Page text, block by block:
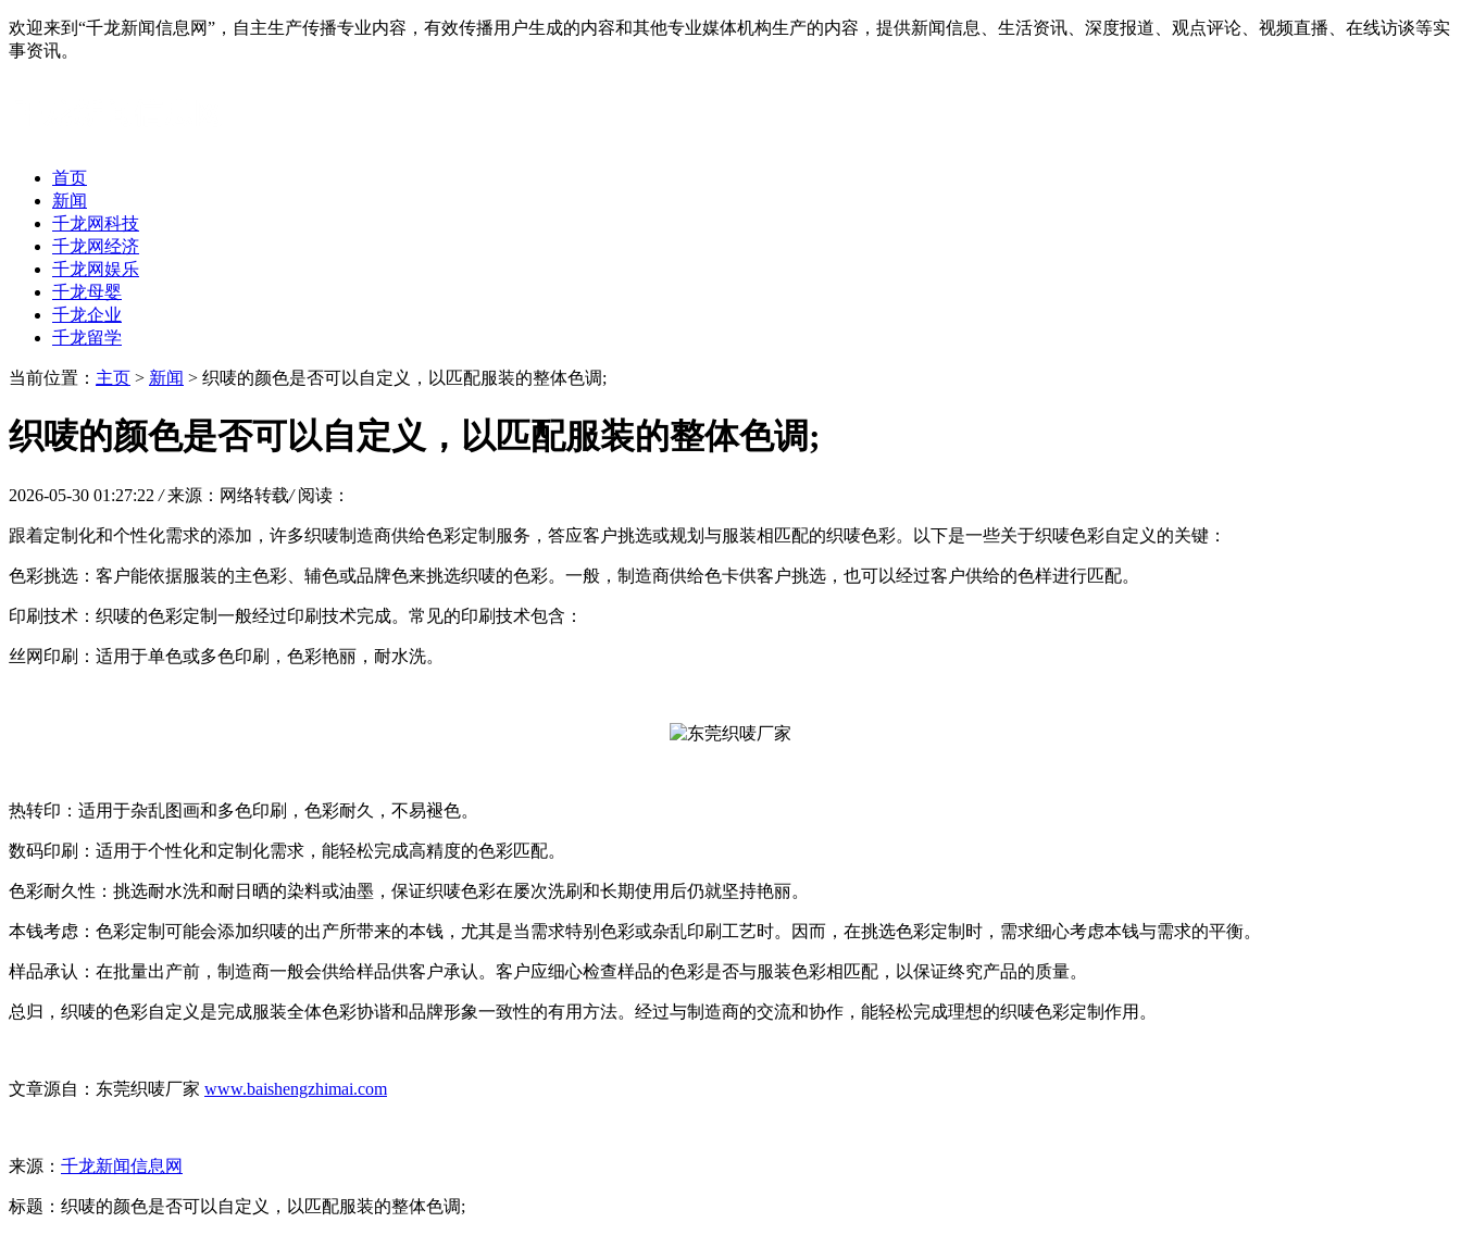
欢迎来到“千龙新闻信息网”，自主生产传播专业内容，有效传播用户生成的内容和其他专业媒体机构生产的内容，提供新闻信息、生活资讯、深度报道、观点评论、视频直播、在线访谈等实
事资讯。
首页
新闻
千龙网科技
千龙网经济
千龙网娱乐
千龙母婴
千龙企业
千龙留学
当前位置： 主页 > 新闻 > 织唛的颜色是否可以自定义，以匹配服装的整体色调;
织唛的颜色是否可以自定义，以匹配服装的整体色调;
2026-05-30 01:27:22 / 来源：网络转载/ 阅读：
跟着定制化和个性化需求的添加，许多织唛制造商供给色彩定制服务，答应客户挑选或规划与服装相匹配的织唛色彩。以下是一些关于织唛色彩自定义的关键：
色彩挑选：客户能依据服装的主色彩、辅色或品牌色来挑选织唛的色彩。一般，制造商供给色卡供客户挑选，也可以经过客户供给的色样进行匹配。
印刷技术：织唛的色彩定制一般经过印刷技术完成。常见的印刷技术包含：
丝网印刷：适用于单色或多色印刷，色彩艳丽，耐水洗。
热转印：适用于杂乱图画和多色印刷，色彩耐久，不易褪色。
数码印刷：适用于个性化和定制化需求，能轻松完成高精度的色彩匹配。
色彩耐久性：挑选耐水洗和耐日晒的染料或油墨，保证织唛色彩在屡次洗刷和长期使用后仍就坚持艳丽。
本钱考虑：色彩定制可能会添加织唛的出产所带来的本钱，尤其是当需求特别色彩或杂乱印刷工艺时。因而，在挑选色彩定制时，需求细心考虑本钱与需求的平衡。
样品承认：在批量出产前，制造商一般会供给样品供客户承认。客户应细心检查样品的色彩是否与服装色彩相匹配，以保证终究产品的质量。
总归，织唛的色彩自定义是完成服装全体色彩协谐和品牌形象一致性的有用方法。经过与制造商的交流和协作，能轻松完成理想的织唛色彩定制作用。
文章源自：东莞织唛厂家 www.baishengzhimai.com
来源： 千龙新闻信息网
标题：织唛的颜色是否可以自定义，以匹配服装的整体色调;